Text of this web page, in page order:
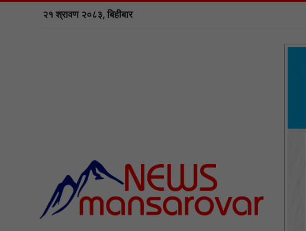
२१ श्रावण २०८३, बिहीबार